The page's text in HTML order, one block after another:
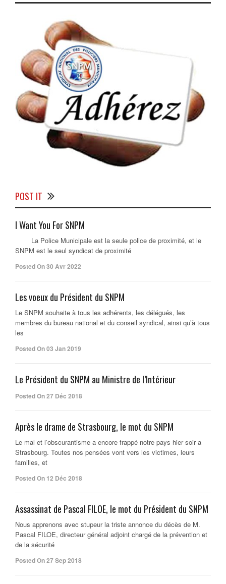
POST IT
I Want You For SNPM
La Police Municipale est la seule police de proximité, et le
SNPM est le seul syndicat de proximité
Posted On 30 Avr 2022
Les voeux du Président du SNPM
Le SNPM souhaite à tous les adhérents, les délégués, les
membres du bureau national et du conseil syndical, ainsi qu’à tous
les
Posted On 03 Jan 2019
Le Président du SNPM au Ministre de l’Intérieur
Posted On 27 Déc 2018
Après le drame de Strasbourg, le mot du SNPM
Le mal et l’obscurantisme a encore frappé notre pays hier soir a
Strasbourg. Toutes nos pensées vont vers les victimes, leurs
familles, et
Posted On 12 Déc 2018
Assassinat de Pascal FILOE, le mot du Président du SNPM
Nous apprenons avec stupeur la triste annonce du décès de M.
Pascal FILOE, directeur général adjoint chargé de la prévention et
de la sécurité
Posted On 27 Sep 2018